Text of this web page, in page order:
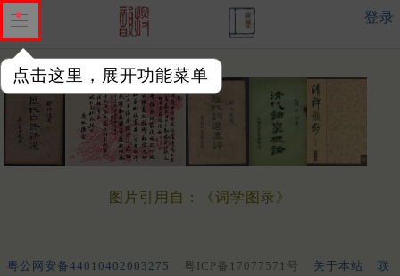
点击这里，展开功能菜单
登录
图片引用自：《词学图录》
粤公网安备44010402003275 粤ICP备17077571号 关于本站
联